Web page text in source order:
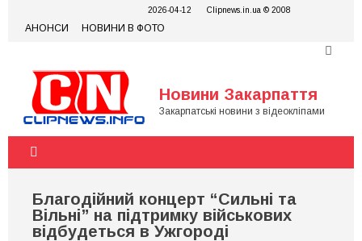
content
2026-04-12 Clipnews.in.ua © 2008
АНОНСИ НОВИНИ В ФОТО
Новини Закарпаття
Закарпатські новини з відеокліпами
Благодійний концерт “Сильні та
Вільні” на підтримку військових
відбудеться в Ужгороді